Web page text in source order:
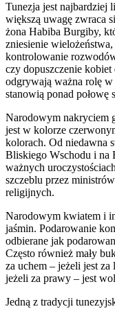
Tunezja jest najbardziej
większą uwagę zwraca
żona Habiba Burgiby,
zniesienie
kontrolowanie
czy dopuszczenie
odgrywają ważna rolę
stanowią ponad połowę
Narodowym nakryciem
jest w kolorze
kolorach. Od niedawna
Bliskiego Wschodu i na
ważnych
szczeblu przez
religijnych.
Narodowym kwiatem i
jaśmin. Podarowanie
odbierane jak
Często również mały
za uchem – jeżeli jest za
jeżeli za prawy – jest
Jedną z tradycji